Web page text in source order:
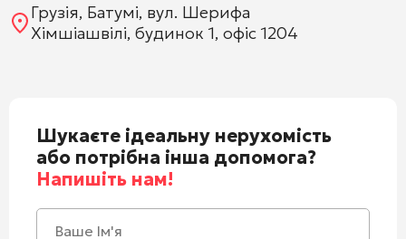
Грузія, Батумі, вул. Шерифа
Хімшіашвілі, будинок 1, офіс 1204
Шукаєте ідеальну нерухомість
або потрібна інша допомога?
Напишіть нам!